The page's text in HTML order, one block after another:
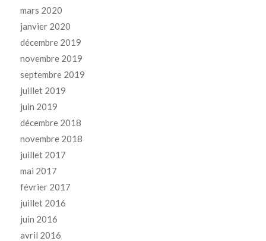
mars 2020
janvier 2020
décembre 2019
novembre 2019
septembre 2019
juillet 2019
juin 2019
décembre 2018
novembre 2018
juillet 2017
mai 2017
février 2017
juillet 2016
juin 2016
avril 2016